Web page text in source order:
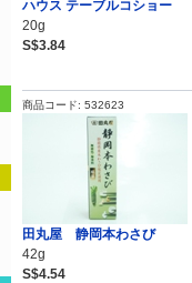
ハウス テーブルコショー
20g
S$3.84
商品コード: 532623
田丸屋 静岡本わさび
42g
S$4.54